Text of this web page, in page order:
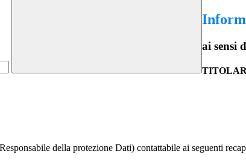
ai sensi
della protezione Dati) contattabile ai seguenti